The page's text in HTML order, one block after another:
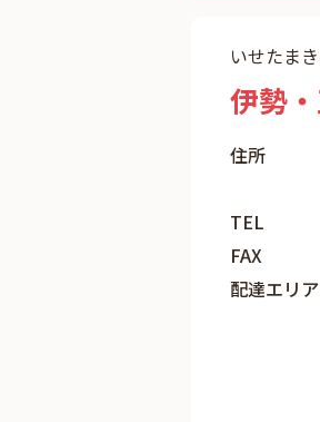
いせたま
伊勢
住所
TEL
FAX
配達エリア